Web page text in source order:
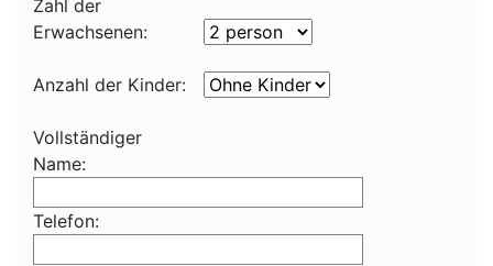
Zahl der
Erwachsenen:
Anzahl der Kinder:
Vollständiger
Name:
Telefon: